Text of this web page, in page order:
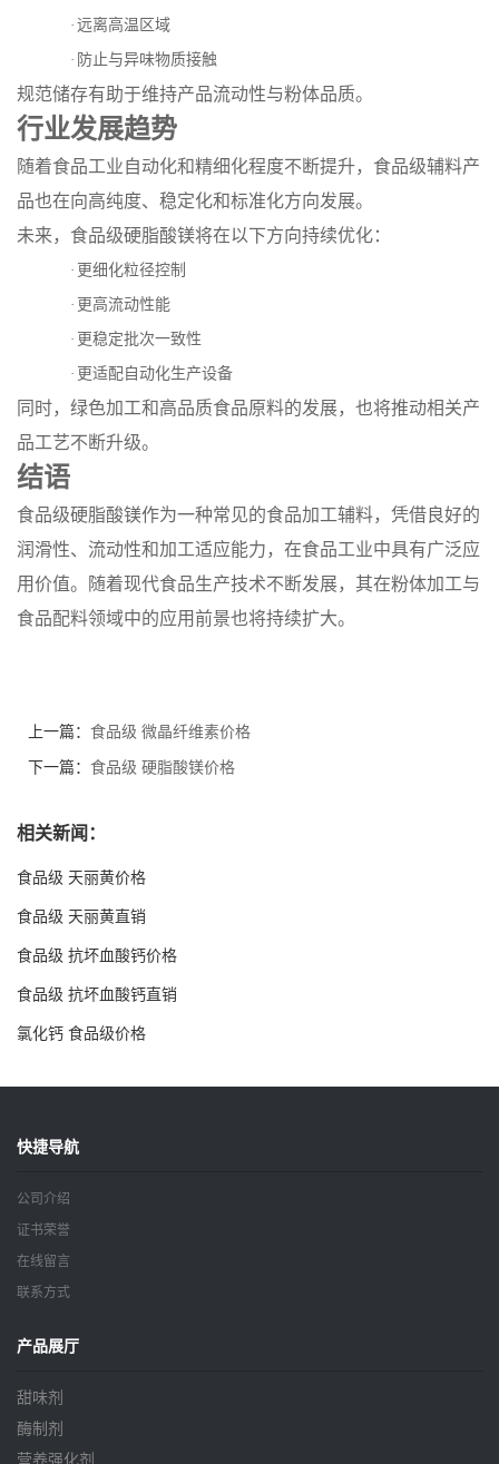
· 远离高温区域
· 防止与异味物质接触
规范储存有助于维持产品流动性与粉体品质。
行业发展趋势
随着食品工业自动化和精细化程度不断提升，食品级辅料产
品也在向高纯度、稳定化和标准化方向发展。
未来，食品级硬脂酸镁将在以下方向持续优化：
· 更细化粒径控制
· 更高流动性能
· 更稳定批次一致性
· 更适配自动化生产设备
同时，绿色加工和高品质食品原料的发展，也将推动相关产
品工艺不断升级。
结语
食品级硬脂酸镁作为一种常见的食品加工辅料，凭借良好的
润滑性、流动性和加工适应能力，在食品工业中具有广泛应
用价值。随着现代食品生产技术不断发展，其在粉体加工与
食品配料领域中的应用前景也将持续扩大。
上一篇： 食品级 微晶纤维素价格
下一篇： 食品级 硬脂酸镁价格
相关新闻：
食品级 天丽黄价格
食品级 天丽黄直销
食品级 抗坏血酸钙价格
食品级 抗坏血酸钙直销
氯化钙 食品级价格
快捷导航
公司介绍
证书荣誉
在线留言
联系方式
产品展厅
甜味剂
酶制剂
营养强化剂